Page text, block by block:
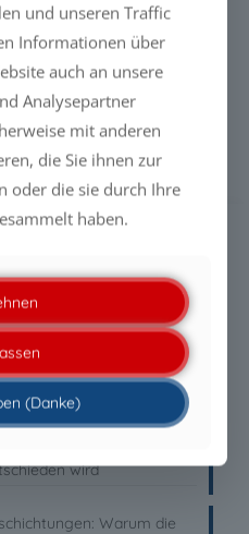
ihrer Sachet-Tücher auf ein
aus Viskose besteht.
Kunststoffanteil mehr.
Mehr erfahren
wird
Warum die
und unseren Traffic
Informationen über
auch an unsere
Analysepartner
mit anderen
die Sie ihnen zur
oder die sie durch Ihre
haben.
(Danke)